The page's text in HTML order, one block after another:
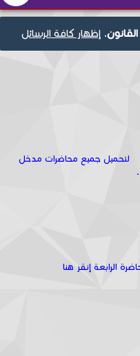
. إظهار كافة الرسائل
لتحميل جميع محاضرات مدخل
الرابعة إنقر هنا